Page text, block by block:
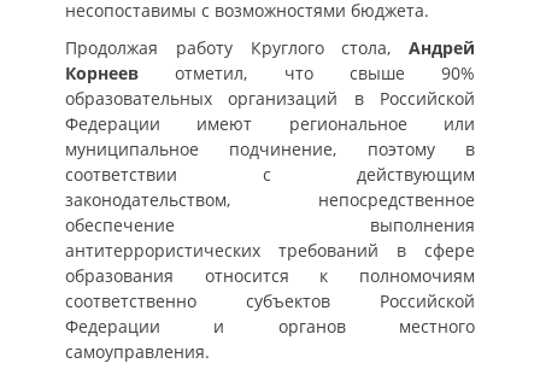
несопоставимы с возможностями бюджета.
Продолжая работу Круглого стола, Андрей
Корнеев отметил, что свыше 90%
образовательных организаций в Российской
Федерации имеют региональное или
муниципальное подчинение, поэтому в
соответствии с действующим
законодательством, непосредственное
обеспечение выполнения
антитеррористических требований в сфере
образования относится к полномочиям
соответственно субъектов Российской
Федерации и органов местного
самоуправления.